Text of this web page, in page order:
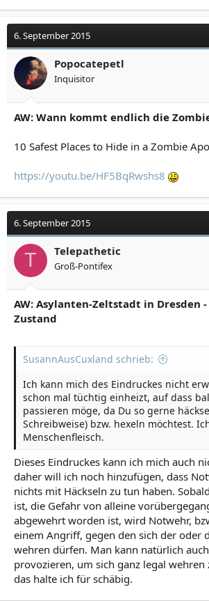
6. September 2015
Popocatepetl
Inquisitor
AW: Wann kommt endlich die
10 Safest Places to Hide in a Zombie
https://youtu.be/HF5BqRwshs8
6. September 2015
T Telepathetic
Groß-Pontifex
AW: Asylanten-Zeltstadt in Dresden
Zustand
SusannAusCuxland schrieb:
Ich kann mich des Eindruckes nicht
schon mal tüchtig einheizt, auf dass
passieren möge, da Du so gerne
Schreibweise) bzw. hexeln möchtest.
Menschenfleisch.
Dieses Eindruckes kann ich mich auch
daher will ich noch hinzufügen, dass
nichts mit Häckseln zu tun haben.
ist, die Gefahr von alleine
abgewehrt worden ist, wird Notwehr,
einem Angriff, gegen den sich der oder
wehren dürfen. Man kann natürlich
provozieren, um sich ganz legal wehren
das halte ich für schäbig.